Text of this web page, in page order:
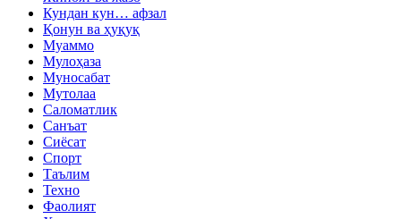
Кундан кун… афзал
Қонун ва ҳуқуқ
Муаммо
Мулоҳаза
Муносабат
Мутолаа
Саломатлик
Санъат
Сиёсат
Спорт
Таълим
Техно
Фаолият